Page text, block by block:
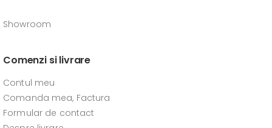
Showroom
Comenzi si livrare
Contul meu
Comanda mea, Factura
Formular de contact